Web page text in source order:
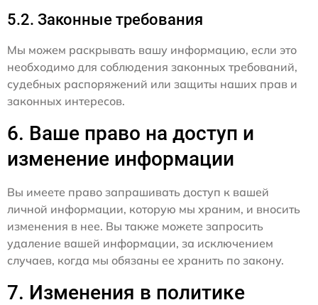
5.2. Законные требования
Мы можем раскрывать вашу информацию, если это
необходимо для соблюдения законных требований,
судебных распоряжений или защиты наших прав и
законных интересов.
6. Ваше право на доступ и
изменение информации
Вы имеете право запрашивать доступ к вашей
личной информации, которую мы храним, и вносить
изменения в нее. Вы также можете запросить
удаление вашей информации, за исключением
случаев, когда мы обязаны ее хранить по закону.
7. Изменения в политике